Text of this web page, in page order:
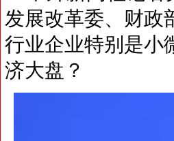
发展改革委、财政
行业企业特别是小
济大盘？